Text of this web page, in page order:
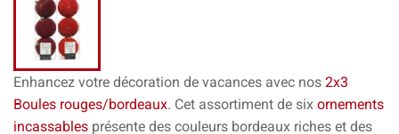
Enhancez votre décoration de vacances avec nos 2x3
Boules rouges/bordeaux. Cet assortiment de six ornements
incassables présente des couleurs bordeaux riches et des